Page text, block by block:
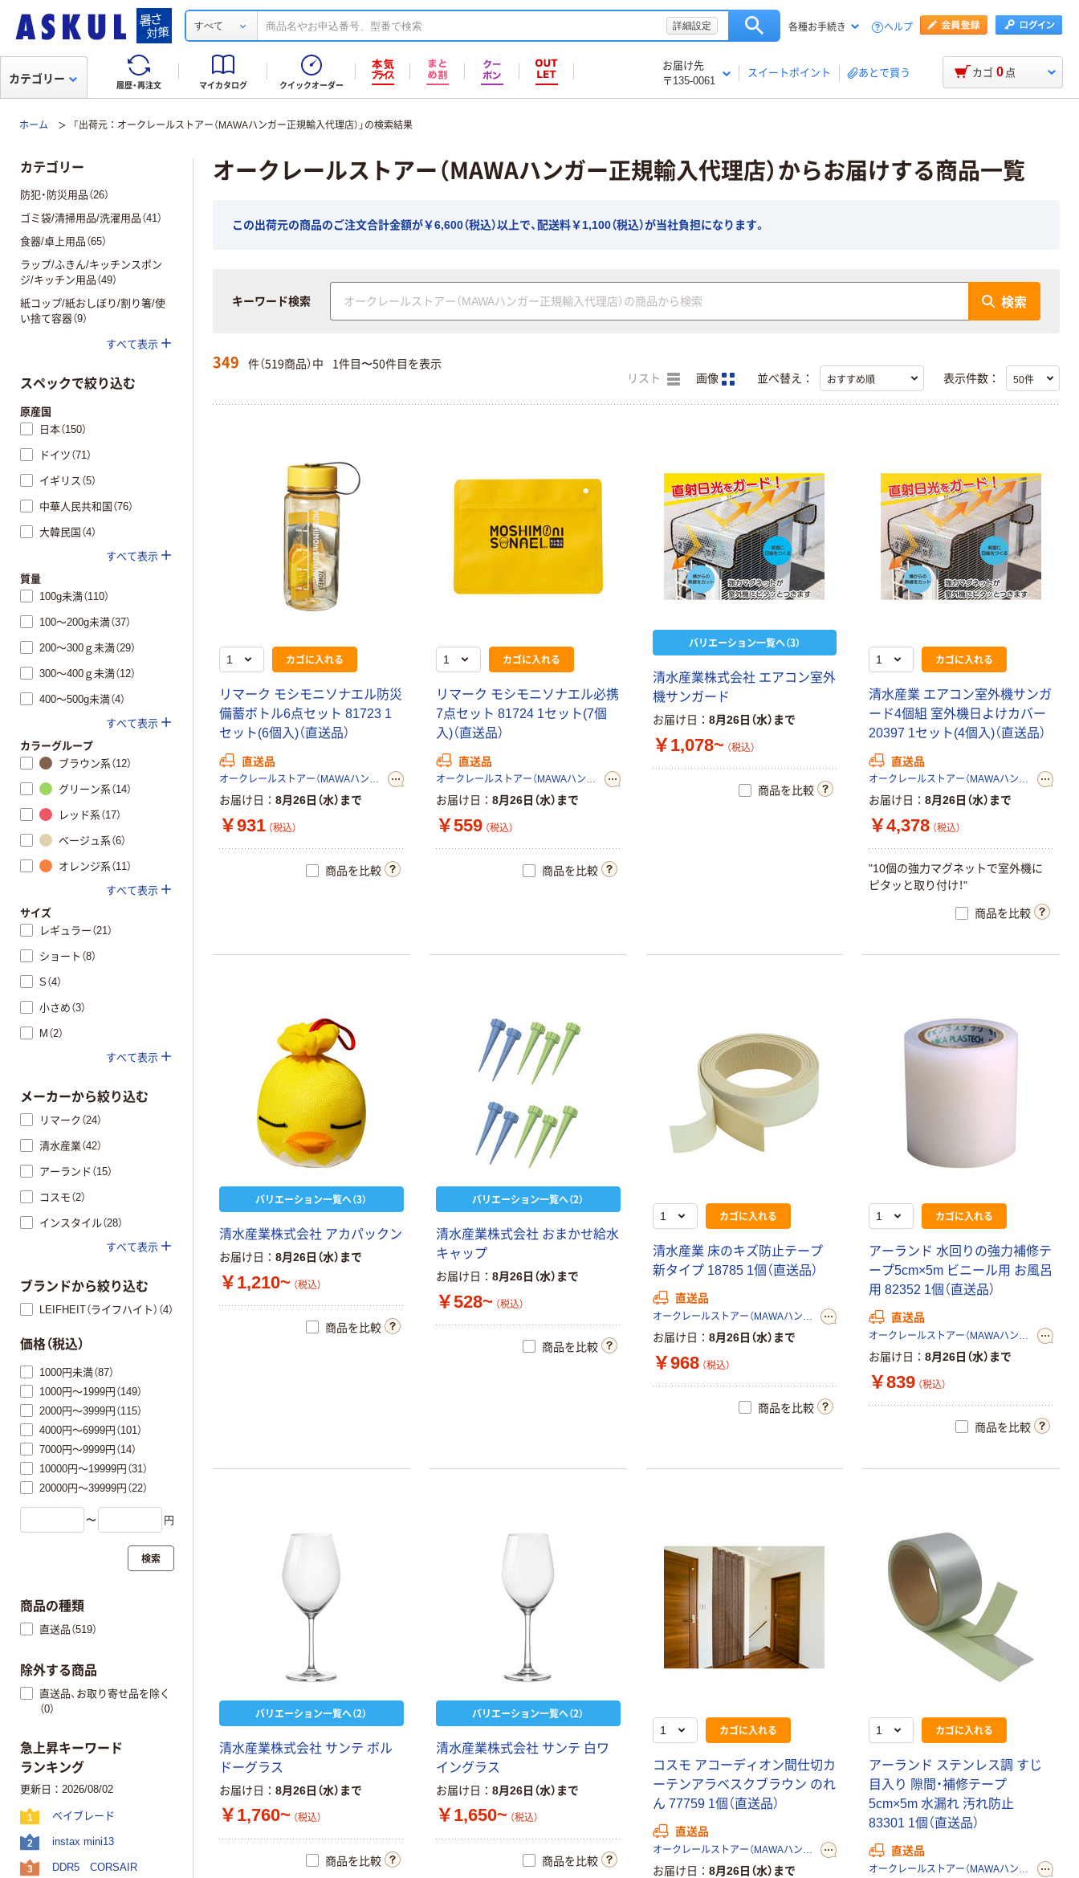
すべて 詳細設定 各種お手続き ヘルプ
履歴・再注文 マイカタログ クイックオーダー
お届け先
〒135-0061
スイートポイント あとで買う
カテゴリー カゴ 0 点
ホーム 「出荷元：オークレールストアー（MAWAハンガー正規輸入代理店）」の検索結果
オークレールストアー（MAWAハンガー正規輸入代理店）からお届けする商品一覧
この出荷元の商品のご注文合計金額が￥6,600（税込）以上で、配送料￥1,100（税込）が当社負担になります。
キーワード検索 検索
349 件（519商品）中 1件目〜50件目を表示
リスト 画像 並べ替え： 表示件数：
カゴに入れる
リ マーク モシモニソナエル 防災
備蓄ボ ト ル6点セ ッ ト 81723 1
セ ッ ト(6個 入)（直送品）
直送品
オークレールストアー（MAWAハンガー正規輸入代理店）
お届け日 8月26日（水）まで
￥931 （税込）
商品を比較
カゴに入れる
リ マーク モシモニソナエル必携
7点セ ッ ト 81724 1セ ッ ト(7個
入)（直送品）
直送品
オークレールストアー（MAWAハンガー正規輸入代理店）
お届け日 8月26日（水）まで
￥559 （税込）
商品を比較
バリエーション一覧へ（3）
清水産業株式会社 エアコ ン室外
機サ ンガー ド
お届け日 8月26日（水）まで
￥1,078~ （税込）
商品を比較
カゴに入れる
清水産業 エアコ ン室外機サ ンガ
ー ド4個組 室外機 日 よ けカバー
20397 1セ ッ ト(4個 入)（直送品）
直送品
オークレールストアー（MAWAハンガー正規輸入代理店）
お届け日 8月26日（水）まで
￥4,378 （税込）
"10個の強力マグネッ トで室外機に
ピタ ッ と取 り付け！"
商品を比較
バリエーション一覧へ（3）
清水産業株式会社 アカパック ン
お届け日 8月26日（水）まで
￥1,210~ （税込）
商品を比較
バリエーション一覧へ（2）
清水産業株式会社 お まかせ給水
キャ ッ プ
お届け日 8月26日（水）まで
￥528~ （税込）
商品を比較
カゴに入れる
清水産業 床のキズ 防止テープ
新タイ プ 18785 1個 （直送品）
直送品
オークレールストアー（MAWAハンガー正規輸入代理店）
お届け日 8月26日（水）まで
￥968 （税込）
商品を比較
カゴに入れる
アーラ ン ド 水 回 り の強力補修テ
ープ5cm×5m ビニール用 お風呂
用 82352 1個 （直送品）
直送品
オークレールストアー（MAWAハンガー正規輸入代理店）
お届け日 8月26日（水）まで
￥839 （税込）
商品を比較
バリエーション一覧へ（2）
清水産業株式会社 サ ンテ ボル
ドーグラ ス
お届け日 8月26日（水）まで
￥1,760~ （税込）
商品を比較
バリエーション一覧へ（2）
清水産業株式会社 サ ンテ 白 ワ
イ ングラ ス
お届け日 8月26日（水）まで
￥1,650~ （税込）
商品を比較
カゴに入れる
コ スモ アコーディ オ ン間仕切カ
ーテ ンアラベ スク ブラ ウ ン のれ
ん 77759 1個 （直送品）
直送品
オークレールストアー（MAWAハンガー正規輸入代理店）
お届け日 8月26日（水）まで
カゴに入れる
アーラ ン ド ステ ン レ ス調 す じ
目 入 り 隙間 ・補修テープ
5cm×5m 水漏れ 汚れ防止
83301 1個 （直送品）
直送品
オークレールストアー（MAWAハンガー正規輸入代理店）
カテゴリー
防犯・防災用品（26）
ゴミ袋/清掃用品/洗濯用品（41）
食器/卓上用品（65）
ラップ/ふきん/キッチンスポン
ジ/キッチン用品（49）
紙コップ/紙おしぼり/割り箸/使
い捨て容器（9）
すべて表示
スペックで絞り込む
原産国
日本（150）
ドイツ（71）
イギリス（5）
中華人民共和国（76）
大韓民国（4）
すべて表示
質量
100g未満（110）
100～200g未満（37）
200～300ｇ未満（29）
300～400ｇ未満（12）
400～500g未満（4）
すべて表示
カラーグループ
ブラウン系（12）
グリーン系（14）
レッド系（17）
ベージュ系（6）
オレンジ系（11）
すべて表示
サイズ
レギュラー（21）
ショート（8）
S（4）
小さめ（3）
M（2）
すべて表示
メーカーから絞り込む
リマーク（24）
清水産業（42）
アーランド（15）
コスモ（2）
インスタイル（28）
すべて表示
ブランドから絞り込む
LEIFHEIT（ライフハイト）（4）
価格（税込）
1000円未満（87）
1000円～1999円（149）
2000円～3999円（115）
4000円～6999円（101）
7000円～9999円（14）
10000円～19999円（31）
20000円～39999円（22）
〜 円
検索
商品の種類
直送品（519）
除外する商品
直送品、お取り寄せ品を除く
（0）
急上昇キーワード
ランキング
更新日：2026/08/02
1 ベイブレード
2 instax mini13
3 DDR5 CORSAIR